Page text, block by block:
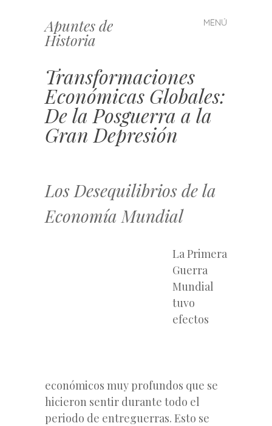
Apuntes de
Historia
MENÚ
Saltar
al
Transformaciones
Económicas Globales:
De la Posguerra a la
Gran Depresión
Los Desequilibrios de la
Economía Mundial
La Primera
Guerra
Mundial
tuvo
efectos
económicos muy profundos que se
hicieron sentir durante todo el
periodo de entreguerras. Esto se